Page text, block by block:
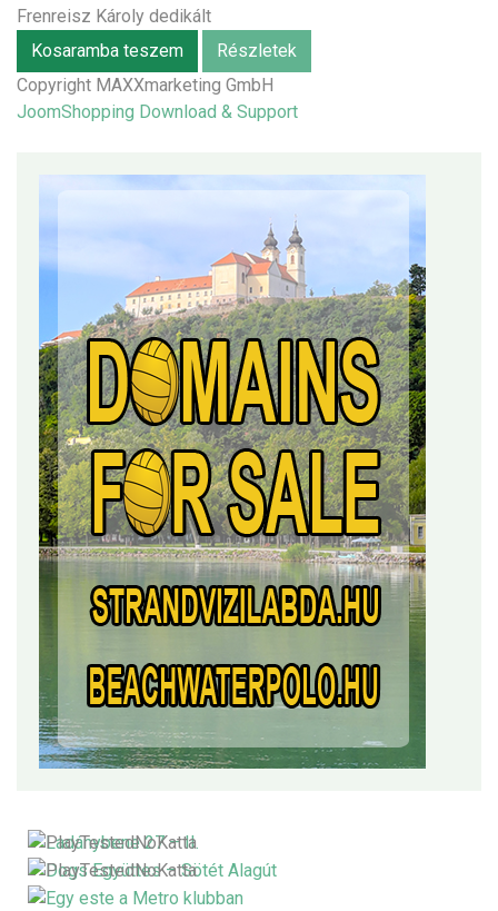
Frenreisz Károly dedikált
Kosaramba teszem
Részletek
Copyright MAXXmarketing GmbH
JoomShopping Download & Support